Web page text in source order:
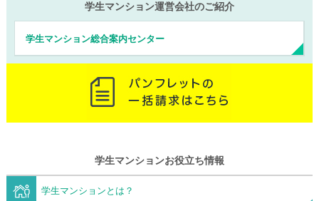
学生マンション運営会社のご紹介
学生マンション総合案内センター
学生マンションお役立ち情報
学生マンションとは？